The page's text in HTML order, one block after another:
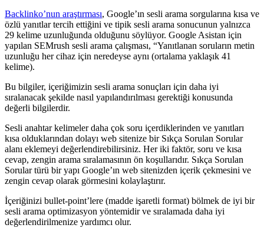
Backlinko’nun araştırması, Google’ın sesli arama sorgularına kısa ve
özlü yanıtlar tercih ettiğini ve tipik sesli arama sonucunun yalnızca
29 kelime uzunluğunda olduğunu söylüyor. Google Asistan için
yapılan SEMrush sesli arama çalışması, “Yanıtlanan soruların metin
uzunluğu her cihaz için neredeyse aynı (ortalama yaklaşık 41
kelime).
Bu bilgiler, içeriğimizin sesli arama sonuçları için daha iyi
sıralanacak şekilde nasıl yapılandırılması gerektiği konusunda
değerli bilgilerdir.
Sesli anahtar kelimeler daha çok soru içerdiklerinden ve yanıtları
kısa olduklarından dolayı web sitenize bir Sıkça Sorulan Sorular
alanı eklemeyi değerlendirebilirsiniz. Her iki faktör, soru ve kısa
cevap, zengin arama sıralamasının ön koşullarıdır. Sıkça Sorulan
Sorular türü bir yapı Google’ın web sitenizden içerik çekmesini ve
zengin cevap olarak görmesini kolaylaştırır.
İçeriğinizi bullet-point’lere (madde işaretli format) bölmek de iyi bir
sesli arama optimizasyon yöntemidir ve sıralamada daha iyi
değerlendirilmenize yardımcı olur.